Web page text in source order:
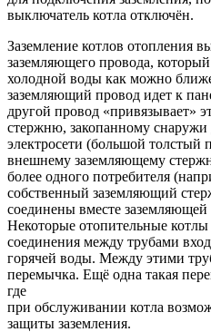
выключатель котла отключён.
Заземление котлов отопления
заземляющего провода,
холодной воды как можно
заземляющий провод идет к
другой провод «привязывает»
стержню, закопанному
электросети (большой толстый
внешнему заземляющему
более одного потребителя
собственный заземляющий
соединены вместе
Некоторые отопительные
соединения между трубами
горячей воды. Между этими
перемычка. Ещё одна такая
где
при обслуживании котла
защиты заземления.